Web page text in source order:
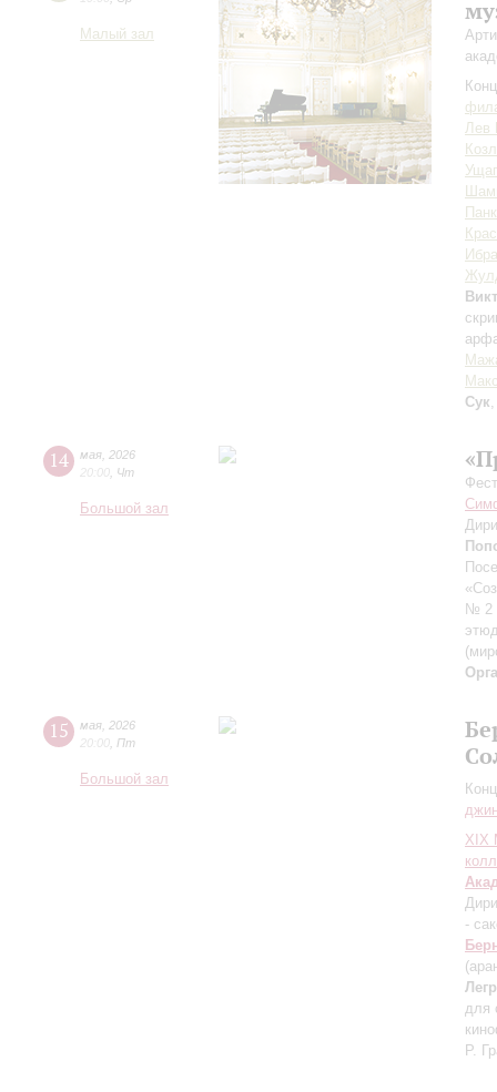
Малый зал
Лев
Сук
14 мая 2026
20:00 Чт
Большой зал
№ 2
15 мая 2026
20:00 Пт
Большой зал
XIХ
-
для
Р.